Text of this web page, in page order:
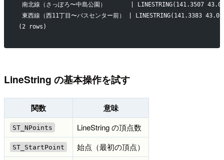
南北線（さっぽろ〜中島公園）       | LINESTRING(141.3507
東西線（西11丁目〜バスセンター前） | LINESTRING(141.3383
(2 rows)
LineString の基本操作を試す
関数 意味
ST_NPoints LineString の頂点数
ST_StartPoint 始点（最初の頂点）